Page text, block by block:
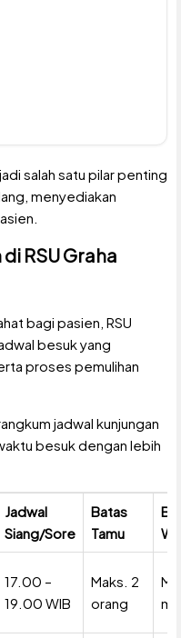
salah satu pilar penting
menyediakan
RSU Graha
bagi pasien, RSU
besuk yang
proses pemulihan
jadwal kunjungan
besuk dengan lebih
Jadwal
Siang/Sore
Batas
Tamu
17.00 –
19.00 WIB
Maks. 2
orang